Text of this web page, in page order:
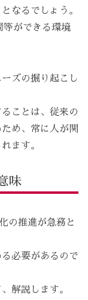
なるでしょう。
等ができる環境
ズの掘り起こし
ことは、従来の
め、常に人が関
ます。
味
の推進が急務と
必要があるので
解説します。